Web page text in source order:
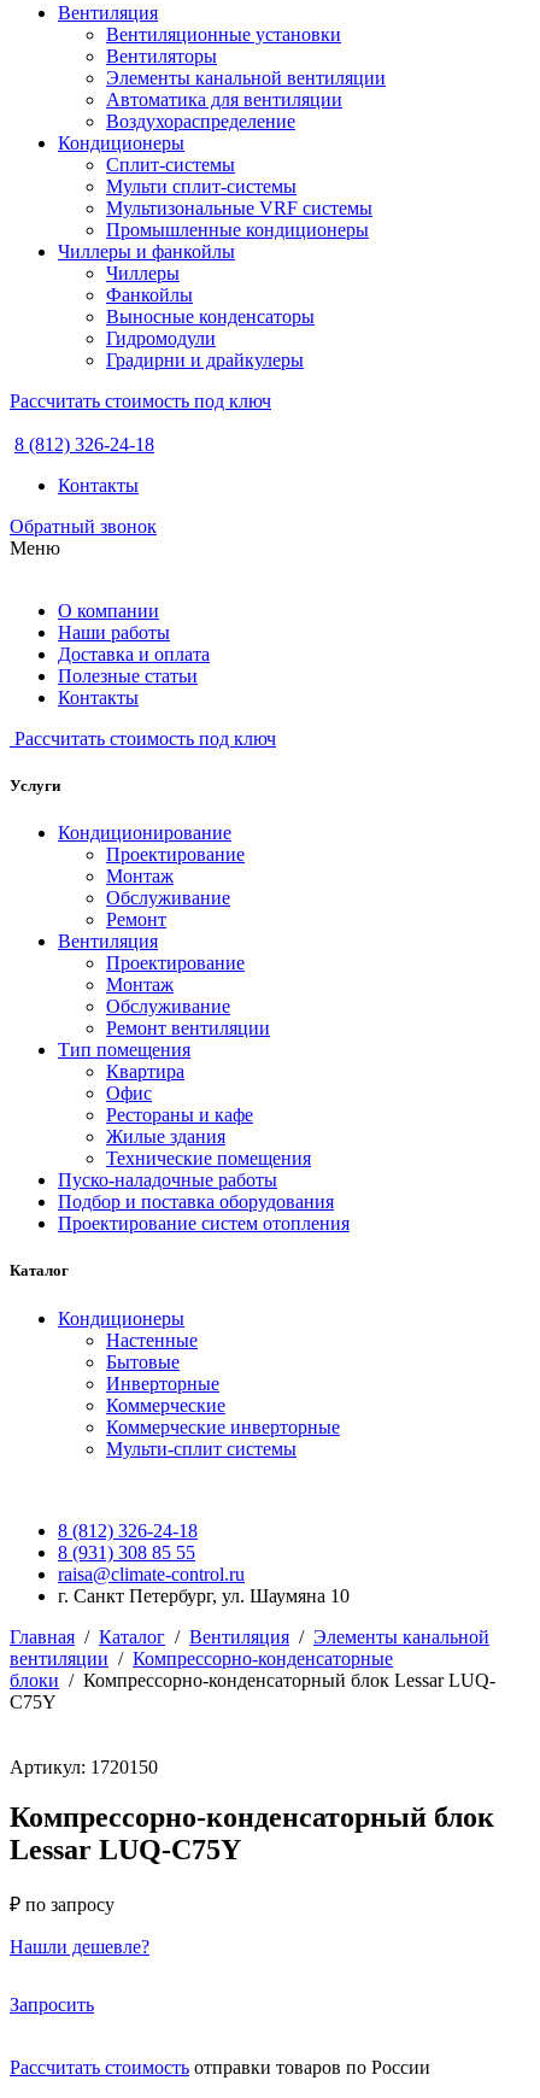
Вентиляция
Вентиляционные установки
Вентиляторы
Элементы канальной вентиляции
Автоматика для вентиляции
Воздухораспределение
Кондиционеры
Сплит-системы
Мульти сплит-системы
Мультизональные VRF системы
Промышленные кондиционеры
Чиллеры и фанкойлы
Чиллеры
Фанкойлы
Выносные конденсаторы
Гидромодули
Градирни и драйкулеры
Рассчитать стоимость под ключ
8 (812) 326-24-18
Контакты
Обратный звонок
Меню
О компании
Наши работы
Доставка и оплата
Полезные статьи
Контакты
Рассчитать стоимость под ключ
Услуги
Кондиционирование
Проектирование
Монтаж
Обслуживание
Ремонт
Вентиляция
Проектирование
Монтаж
Обслуживание
Ремонт вентиляции
Тип помещения
Квартира
Офис
Рестораны и кафе
Жилые здания
Технические помещения
Пуско-наладочные работы
Подбор и поставка оборудования
Проектирование систем отопления
Каталог
Кондиционеры
Настенные
Бытовые
Инверторные
Коммерческие
Коммерческие инверторные
Мульти-сплит системы
8 (812) 326-24-18
8 (931) 308 85 55
raisa@climate-control.ru
г. Санкт Петербург, ул. Шаумяна 10
Главная / Каталог / Вентиляция / Элементы канальной
вентиляции / Компрессорно-конденсаторные
блоки / Компрессорно-конденсаторный блок Lessar LUQ-
C75Y
Артикул: 1720150
Компрессорно-конденсаторный блок
Lessar LUQ-C75Y
₽ по запросу
Нашли дешевле?
Запросить
Рассчитать стоимость отправки товаров по России